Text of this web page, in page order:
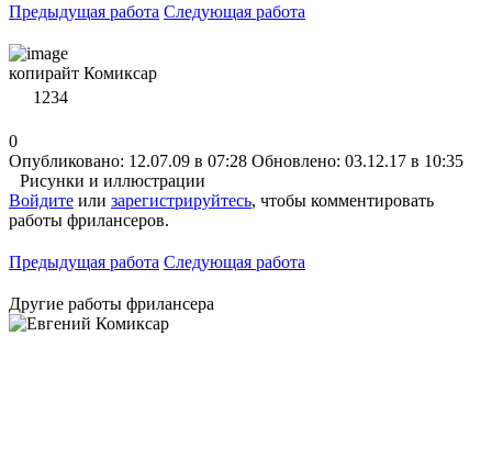
Предыдущая работа Следующая работа
копирайт Комиксар
1234
0
Опубликовано: 12.07.09 в 07:28 Обновлено: 03.12.17 в 10:35
Рисунки и иллюстрации
Войдите или зарегистрируйтесь, чтобы комментировать
работы фрилансеров.
Предыдущая работа Следующая работа
Другие работы фрилансера